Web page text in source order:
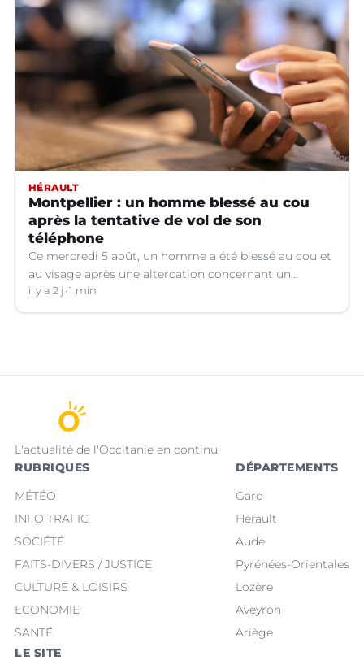
HÉRAULT
Montpellier : un homme blessé au cou
après la tentative de vol de son
téléphone
Ce mercredi 5 août, un homme a été blessé au cou et
au visage après une altercation concernant un
téléphone portable à Montpellier (Hérault).
il y a 2 j 1 min
L'actualité de l'Occitanie en continu
RUBRIQUES
MÉTÉO
INFO TRAFIC
SOCIÉTÉ
FAITS-DIVERS / JUSTICE
CULTURE & LOISIRS
ECONOMIE
SANTÉ
DÉPARTEMENTS
Gard
Hérault
Aude
Pyrénées-Orientales
Lozère
Aveyron
Ariège
LE SITE